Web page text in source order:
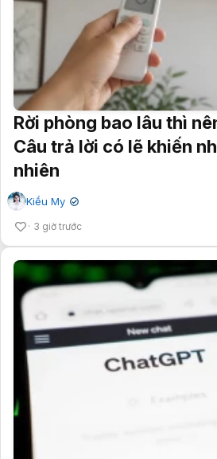
Rời phòng bao lâu thì
Câu trả lời có lẽ khiến
nhiên
Kiều My ✔
3 giờ trước